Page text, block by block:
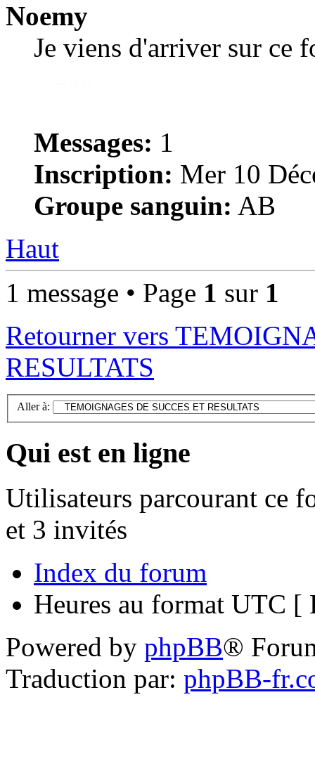
Noemy
Je viens d'arriver sur ce
Messages: 1
Inscription: Mer 10
Groupe sanguin: AB
Haut
1 message • Page 1 sur 1
Retourner vers
RESULTATS
Aller à:
Qui est en ligne
Utilisateurs parcourant ce
et 3 invités
Index du forum
Heures au format UTC [
Powered by phpBB®
Traduction par: phpBB-